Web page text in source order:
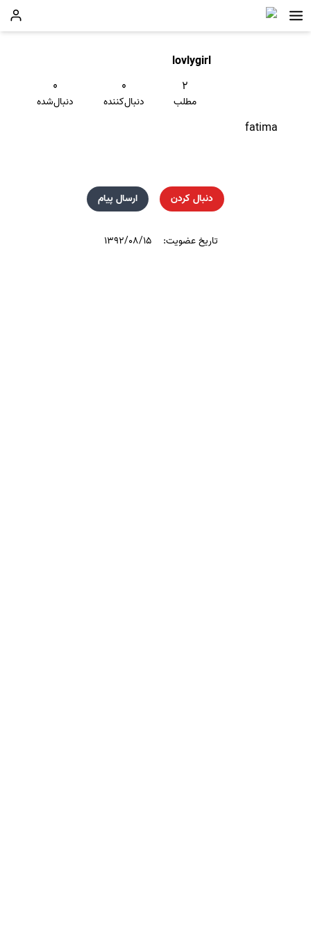
lovlygirl
۲
مطلب
۰
دنبال‌کننده
۰
دنبال‌شده
fatima
دنبال کردن ارسال پیام
تاریخ عضویت: ۱۳۹۲/۰۸/۱۵